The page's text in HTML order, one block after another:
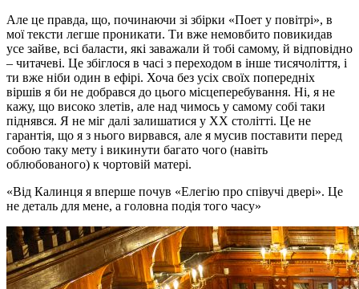
Але це правда, що, починаючи зі збірки «Поет у повітрі», в
мої тексти легше проникати. Ти вже немовбито повикидав
усе зайве, всі баласти, які заважали й тобі самому, й відповідно
– читачеві. Це збіглося в часі з переходом в інше тисячоліття, і
ти вже ніби один в ефірі. Хоча без усіх своїх попередніх
віршів я би не добрався до цього місцеперебування. Ні, я не
кажу, що високо злетів, але над чимось у самому собі таки
піднявся. Я не міг далі залишатися у ХХ столітті. Це не
гарантія, що я з нього вирвався, але я мусив поставити перед
собою таку мету і викинути багато чого (навіть
облюбованого) к чортовій матері.
Від Калинця я вперше почув «Елегію про співучі двері». Це
не деталь для мене, а головна подія того часу